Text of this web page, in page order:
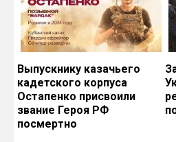
Выпускнику казачьего
кадетского корпуса
Остапенко присвоили
звание Героя РФ
посмертно